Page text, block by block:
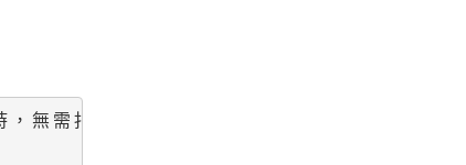
無需扣取二代健保補充保險費。